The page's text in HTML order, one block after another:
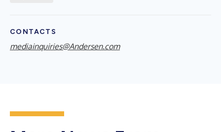
CONTACTS
mediainquiries@Andersen.com